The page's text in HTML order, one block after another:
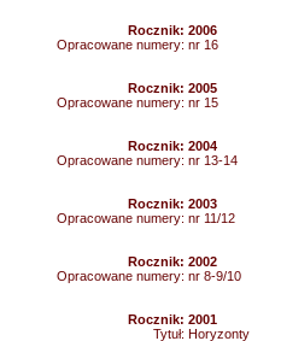
Rocznik: 2006
Opracowane numery: nr 16
Rocznik: 2005
Opracowane numery: nr 15
Rocznik: 2004
Opracowane numery: nr 13-14
Rocznik: 2003
Opracowane numery: nr 11/12
Rocznik: 2002
Opracowane numery: nr 8-9/10
Rocznik: 2001
Tytuł: Horyzonty